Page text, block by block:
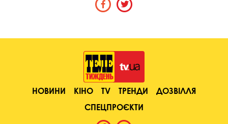
НОВИНИ КІНО TV ТРЕНДИ
ДОЗВІЛЛЯ
СПЕЦПРОЄКТИ